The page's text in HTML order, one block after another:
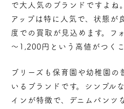
で大人気のブランドですよね
アップは特に人気で、状態が
度での買取 が見込めます。フ
～1,200円という高値がつく
ブリーズも保育園や幼稚園の
いるブランドです。シンプル
インが特徴で、デニムパンツ